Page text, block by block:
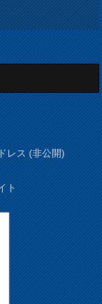
レス (非公開)
ト